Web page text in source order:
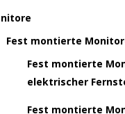
Fest montierte
Fest montierte
elektrischer
Fest montierte